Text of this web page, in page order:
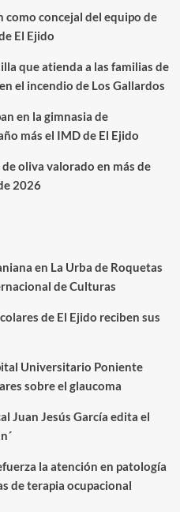
como concejal del equipo de
El Ejido
que atienda a las familias de
el incendio de Los Gallardos
en la gimnasia de
más el IMD de El Ejido
oliva valorado en más de
2026
en La Urba de Roquetas
de Culturas
de El Ejido reciben sus
Universitario Poniente
sobre el glaucoma
Juan Jesús García edita el
la atención en patología
de terapia ocupacional